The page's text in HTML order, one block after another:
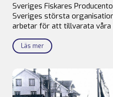
Sveriges Fiskares
Sveriges största
arbetar för att tillvarata våra
Läs mer